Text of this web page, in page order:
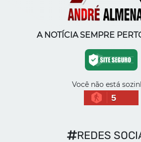
A NOTÍCIA SEMPRE
Você não está
5
REDES